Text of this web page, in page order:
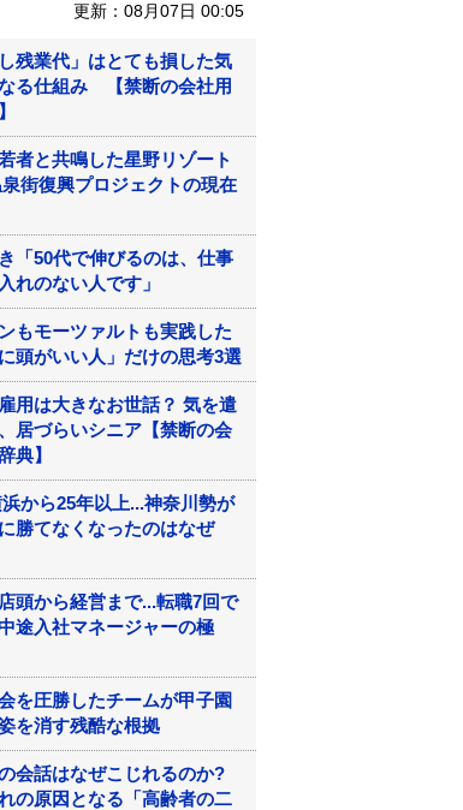
更新：08月07日 00:05
し残業代」はとても損した気
る仕組み 【禁断の会社用
者と共鳴した星野リゾート
街復興プロジェクトの現在
「50代で伸びるのは、仕事
れのない人です」
もモーツァルトも実践した
に頭がいい人」だけの思考3選
用は大きなお世話？ 気を遣
居づらいシニア【禁断の会
典】
から25年以上...神奈川勢が
勝てなくなったのはなぜ
頭から経営まで...転職7回で
途入社マネージャーの極
を圧勝したチームが甲子園
を消す残酷な根拠
会話はなぜこじれるのか?
の原因となる「高齢者の二